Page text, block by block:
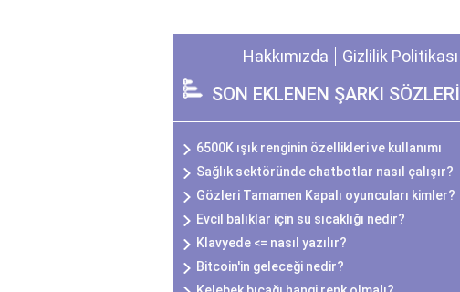
Hakkımızda Gizlilik Politikası
SON EKLENEN ŞARKI SÖZLERİ
6500K ışık renginin özellikleri ve kullanımı
Sağlık sektöründe chatbotlar nasıl çalışır?
Gözleri Tamamen Kapalı oyuncuları kimler?
Evcil balıklar için su sıcaklığı nedir?
Klavyede <= nasıl yazılır?
Bitcoin'in geleceği nedir?